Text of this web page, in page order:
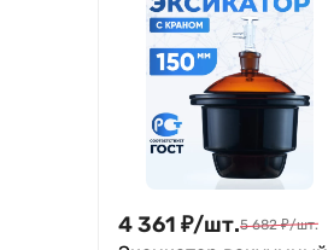
4 361 ₽/шт.5 682 ₽/шт.